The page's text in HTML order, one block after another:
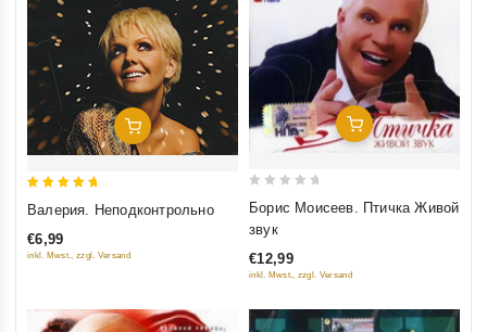
Добавить В Корзину
out of 5
Валерия. Неподконтрольно
€6,99
inkl. Mwst., zzgl. Versand
Добавить В Корзину
out
5
Борис Моисеев. Птичка Живой
звук
€12,99
inkl. Mwst., zzgl. Versand